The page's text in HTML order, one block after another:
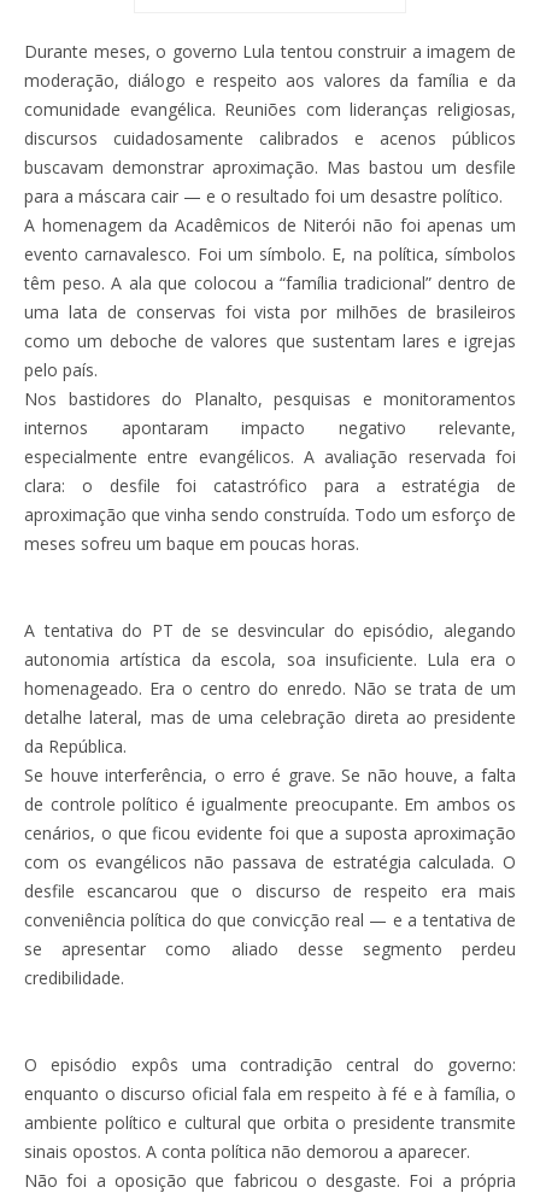
Durante meses, o governo Lula tentou construir a imagem de
moderação, diálogo e respeito aos valores da família e da
comunidade evangélica. Reuniões com lideranças religiosas,
discursos cuidadosamente calibrados e acenos públicos
buscavam demonstrar aproximação. Mas bastou um desfile
para a máscara cair — e o resultado foi um desastre político.
A homenagem da Acadêmicos de Niterói não foi apenas um
evento carnavalesco. Foi um símbolo. E, na política, símbolos
têm peso. A ala que colocou a “família tradicional” dentro de
uma lata de conservas foi vista por milhões de brasileiros
como um deboche de valores que sustentam lares e igrejas
pelo país.
Nos bastidores do Planalto, pesquisas e monitoramentos
internos apontaram impacto negativo relevante,
especialmente entre evangélicos. A avaliação reservada foi
clara: o desfile foi catastrófico para a estratégia de
aproximação que vinha sendo construída. Todo um esforço de
meses sofreu um baque em poucas horas.
A tentativa do PT de se desvincular do episódio, alegando
autonomia artística da escola, soa insuficiente. Lula era o
homenageado. Era o centro do enredo. Não se trata de um
detalhe lateral, mas de uma celebração direta ao presidente
da República.
Se houve interferência, o erro é grave. Se não houve, a falta
de controle político é igualmente preocupante. Em ambos os
cenários, o que ficou evidente foi que a suposta aproximação
com os evangélicos não passava de estratégia calculada. O
desfile escancarou que o discurso de respeito era mais
conveniência política do que convicção real — e a tentativa de
se apresentar como aliado desse segmento perdeu
credibilidade.
O episódio expôs uma contradição central do governo:
enquanto o discurso oficial fala em respeito à fé e à família, o
ambiente político e cultural que orbita o presidente transmite
sinais opostos. A conta política não demorou a aparecer.
Não foi a oposição que fabricou o desgaste. Foi a própria